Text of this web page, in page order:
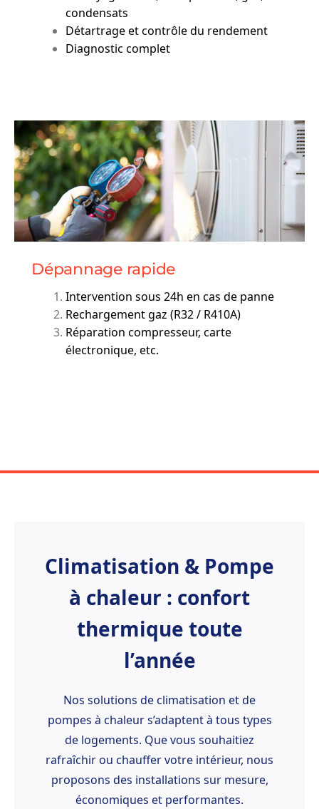
condensats
Détartrage et contrôle du rendement
Diagnostic complet
Dépannage rapide
Intervention sous 24h en cas de panne
Rechargement gaz (R32 / R410A)
Réparation compresseur, carte
électronique, etc.
Climatisation & Pompe
à chaleur : confort
thermique toute
l’année
Nos solutions de climatisation et de
pompes à chaleur s’adaptent à tous types
de logements. Que vous souhaitiez
rafraîchir ou chauffer votre intérieur, nous
proposons des installations sur mesure,
économiques et performantes.